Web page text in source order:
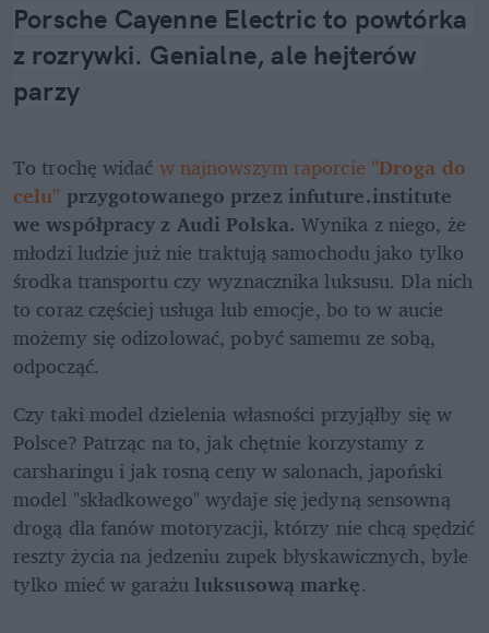
Porsche Cayenne Electric to powtórka
z rozrywki. Genialne, ale hejterów
parzy
To trochę widać w najnowszym raporcie "Droga do
celu" przygotowanego przez infuture.institute
we współpracy z Audi Polska. Wynika z niego, że
młodzi ludzie już nie traktują samochodu jako tylko
środka transportu czy wyznacznika luksusu. Dla nich
to coraz częściej usługa lub emocje, bo to w aucie
możemy się odizolować, pobyć samemu ze sobą,
odpocząć.
Czy taki model dzielenia własności przyjąłby się w
Polsce? Patrząc na to, jak chętnie korzystamy z
carsharingu i jak rosną ceny w salonach, japoński
model "składkowego" wydaje się jedyną sensowną
drogą dla fanów motoryzacji, którzy nie chcą spędzić
reszty życia na jedzeniu zupek błyskawicznych, byle
tylko mieć w garażu luksusową markę.